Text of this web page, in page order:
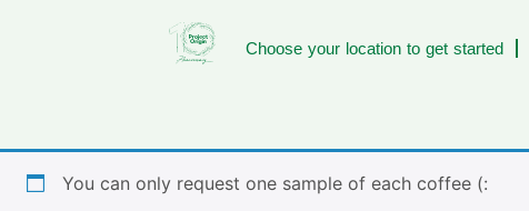
Choose your location to get started
You can only request one sample of each coffee (: